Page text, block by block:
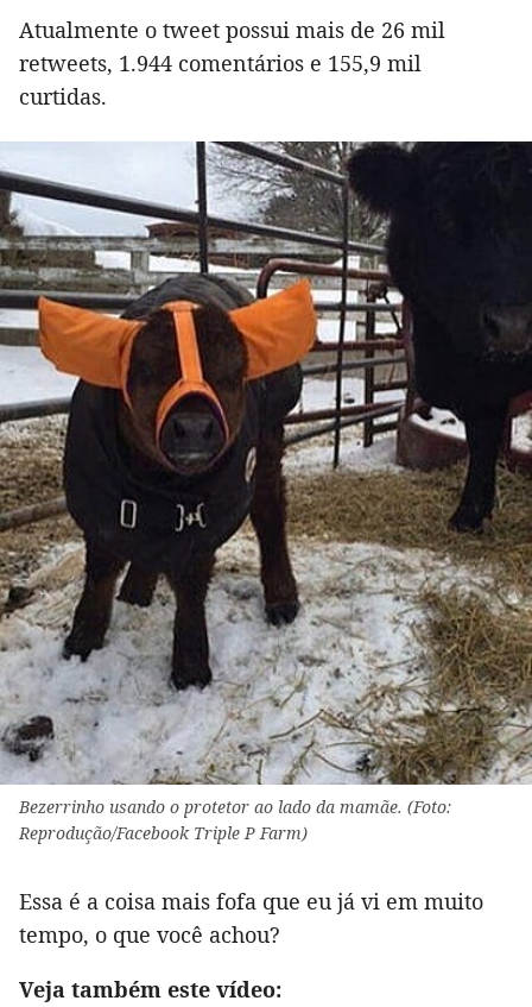
Atualmente o tweet possui mais de 26 mil
retweets, 1.944 comentários e 155,9 mil
curtidas.
Bezerrinho usando o protetor ao lado da mamãe. (Foto:
Reprodução/Facebook Triple P Farm)
Essa é a coisa mais fofa que eu já vi em muito
tempo, o que você achou?
Veja também este vídeo: